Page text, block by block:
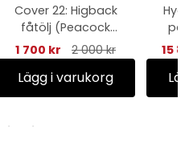
Cover 22: Higback
fåtölj (Peacock
Wing/Endless -
black
1 700 kr 2 000 kr
Lägg i varukorg
15